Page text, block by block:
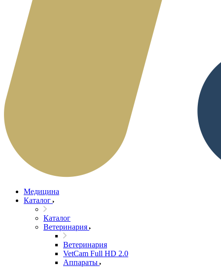
Медицина
Каталог
Каталог
Ветеринария
Ветеринария
VetCam Full HD 2.0
Аппараты